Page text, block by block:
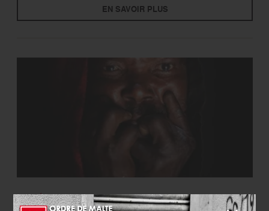
EN SAVOIR PLUS
EVÉNEMENT- 31.12.2025